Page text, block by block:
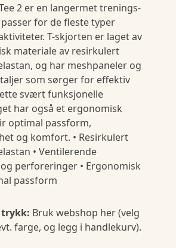
2 er en langermet trenings-
for de fleste typer
T-skjorten er laget av
materiale av resirkulert
og har meshpaneler og
som sørger for effektiv
svært funksjonelle
har også et ergonomisk
optimal passform,
og komfort. • Resirkulert
• Ventilerende
perforeringer • Ergonomisk
passform
trykk: Bruk webshop her (velg
farge, og legg i handlekurv).